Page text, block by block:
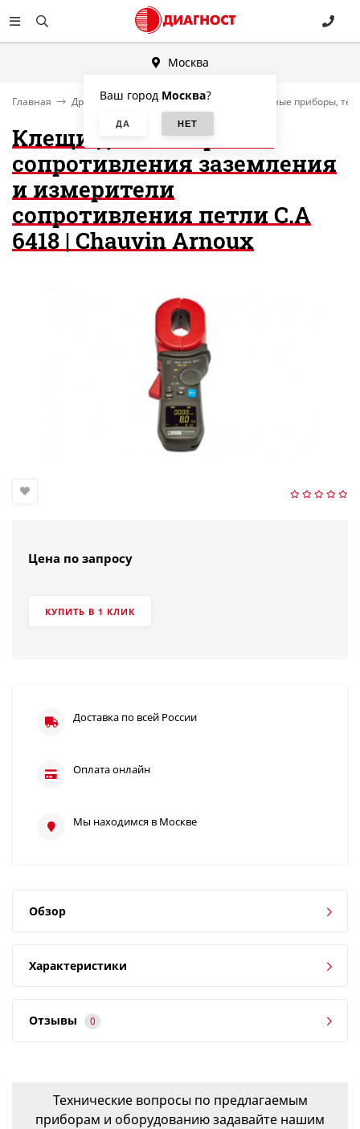
Москва
Ваш город Москва?
Главная Другие категории Электроизмерительные приборы,
Клещи для измерения
сопротивления заземления
и измерители
сопротивления петли C.A
6418 | Chauvin Arnoux
Цена по запросу
КУПИТЬ В 1 КЛИК
Доставка по всей России
Оплата онлайн
Мы находимся в Москве
Обзор
Характеристики
Отзывы 0
Технические вопросы по предлагаемым
приборам и оборудованию задавайте нашим